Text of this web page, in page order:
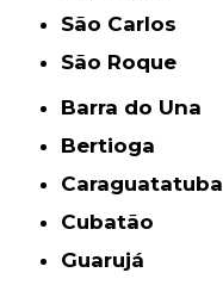
São Carlos
São Roque
Barra do Una
Bertioga
Caraguatatuba
Cubatão
Guarujá